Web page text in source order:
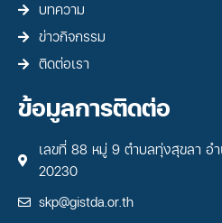
บทความ
ข่าวกิจกรรม
ติดต่อเรา
ข้อมูลการติดต่อ
เลขที่ 88 หมู่ 9 ตำบลทุ่งสุขลา อ
20230
skp@gistda.or.th